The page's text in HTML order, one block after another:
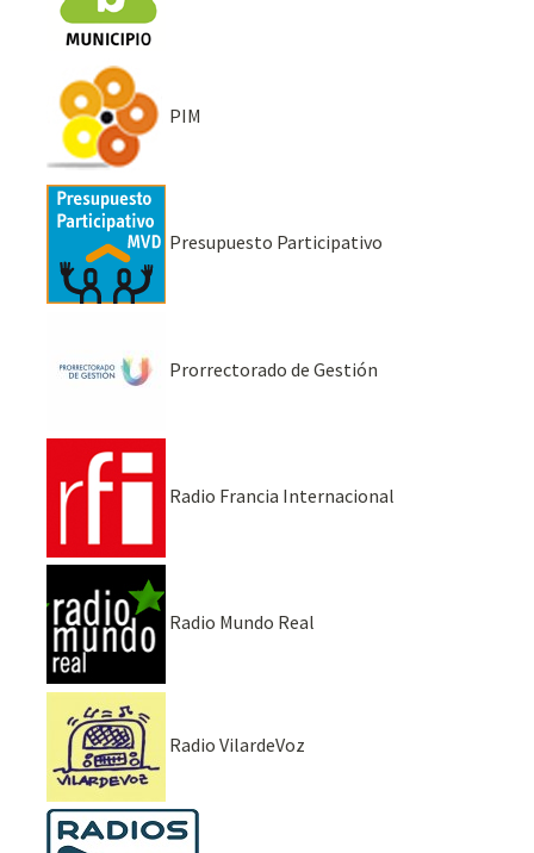
PIM
Presupuesto Participativo
Prorrectorado de Gestión
Radio Francia Internacional
Radio Mundo Real
Radio VilardeVoz